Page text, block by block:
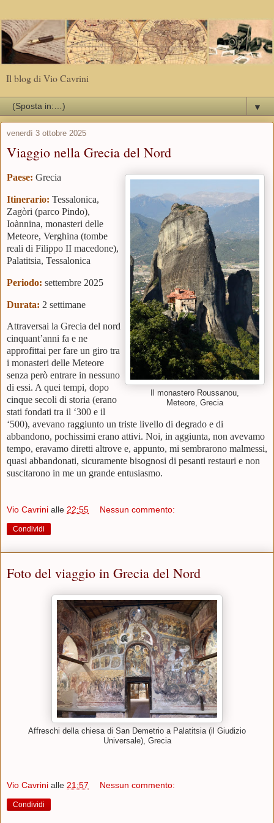
Il blog di Vio Cavrini
▼
venerdì 3 ottobre 2025
Viaggio nella Grecia del Nord
Il monastero Roussanou,
Meteore, Grecia
Paese: Grecia
Itinerario: Tessalonica,
Zagòri (parco Pindo),
Ioànnina, monasteri delle
Meteore, Verghina (tombe
reali di Filippo II macedone),
Palatitsia, Tessalonica
Periodo: settembre 2025
Durata: 2 settimane
Attraversai la Grecia del nord
cinquant’anni fa e ne
approfittai per fare un giro tra
i monasteri delle Meteore
senza però entrare in nessuno
di essi. A quei tempi, dopo
cinque secoli di storia (erano
stati fondati tra il ‘300 e il
‘500), avevano raggiunto un triste livello di degrado e di
abbandono, pochissimi erano attivi. Noi, in aggiunta, non avevamo
tempo, eravamo diretti altrove e, appunto, mi sembrarono malmessi,
quasi abbandonati, sicuramente bisognosi di pesanti restauri e non
suscitarono in me un grande entusiasmo.
Vio Cavrini alle 22:55 Nessun commento:
Condividi
Foto del viaggio in Grecia del Nord
Affreschi della chiesa di San Demetrio a Palatitsia (il Giudizio
Universale), Grecia
Vio Cavrini alle 21:57 Nessun commento:
Condividi